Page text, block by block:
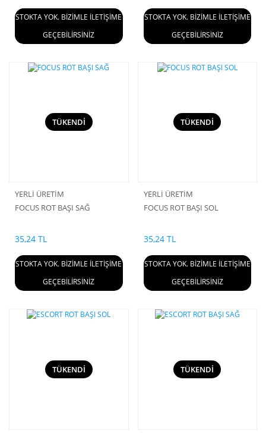
STOKTA YOK. BİZİMLE İLETİŞİME
GEÇEBİLİRSİNİZ
STOKTA YOK. BİZİMLE İLETİŞİME
GEÇEBİLİRSİNİZ
TÜKENDİ
YERLİ ÜRETİM
FOCUS ROT BAŞI SAĞ
35,24 TL
STOKTA YOK. BİZİMLE İLETİŞİME
GEÇEBİLİRSİNİZ
TÜKENDİ
YERLİ ÜRETİM
FOCUS ROT BAŞI SOL
35,24 TL
STOKTA YOK. BİZİMLE İLETİŞİME
GEÇEBİLİRSİNİZ
TÜKENDİ TÜKENDİ